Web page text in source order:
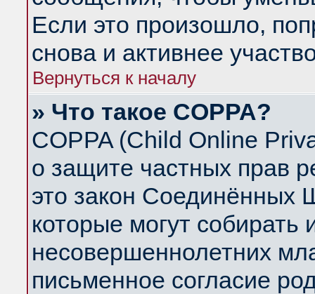
Если это произошло,
снова и активнее
Вернуться к началу
» Что такое COPPA?
COPPA (Child Online
о защите частных прав
это закон Соединённых
которые могут
несовершеннолетних
письменное согласие